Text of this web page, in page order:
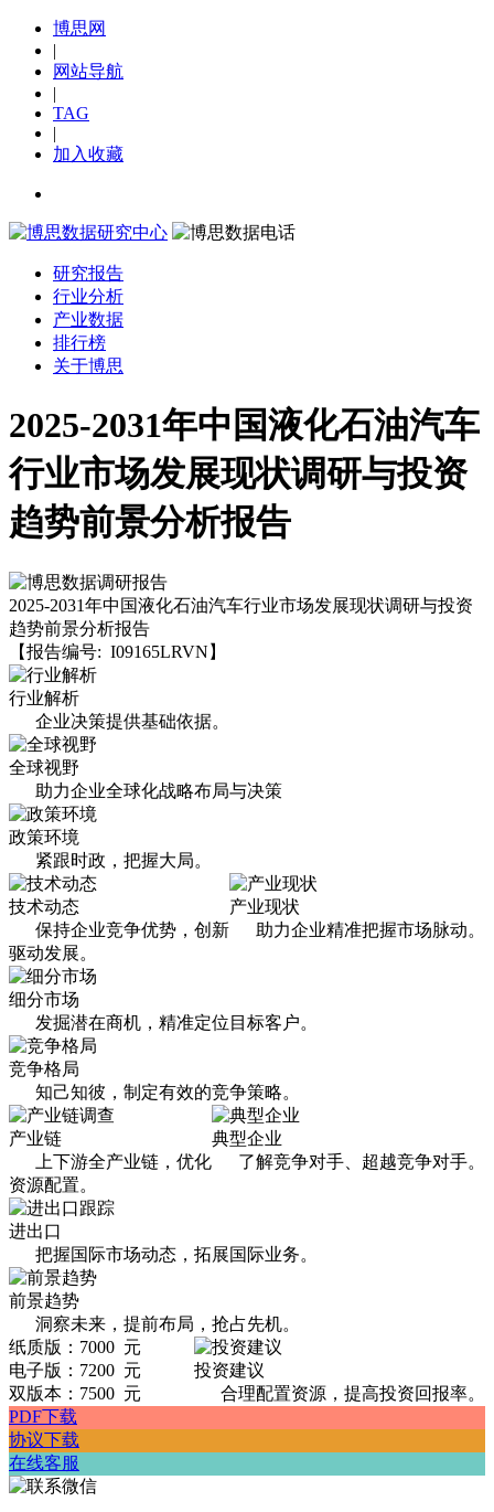
博思网
|
网站导航
|
TAG
|
加入收藏
研究报告
行业分析
产业数据
排行榜
关于博思
2025-2031年中国液化石油汽车
行业市场发展现状调研与投资
趋势前景分析报告
2025-2031年中国液化石油汽车行业市场发展现状调研与投资
趋势前景分析报告
【报告编号: I09165LRVN】
行业解析
企业决策提供基础依据。
全球视野
助力企业全球化战略布局与决策
政策环境
紧跟时政，把握大局。
产业现状
助力企业精准把握市场脉动。
技术动态
保持企业竞争优势，创新
驱动发展。
细分市场
发掘潜在商机，精准定位目标客户。
竞争格局
知己知彼，制定有效的竞争策略。
典型企业
了解竞争对手、超越竞争对手。
产业链
上下游全产业链，优化
资源配置。
进出口
把握国际市场动态，拓展国际业务。
前景趋势
洞察未来，提前布局，抢占先机。
投资建议
合理配置资源，提高投资回报率。
纸质版：7000 元
电子版：7200 元
双版本：7500 元
PDF下载
协议下载
在线客服